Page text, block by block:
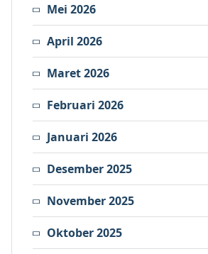
Mei 2026
April 2026
Maret 2026
Februari 2026
Januari 2026
Desember 2025
November 2025
Oktober 2025